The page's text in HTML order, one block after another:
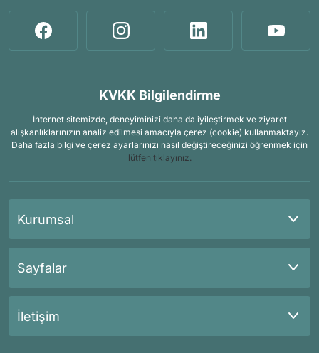
KVKK Bilgilendirme
İnternet sitemizde, deneyiminizi daha da iyileştirmek ve ziyaret
alışkanlıklarınızın analiz edilmesi amacıyla çerez (cookie) kullanmaktayız.
Daha fazla bilgi ve çerez ayarlarınızı nasıl değiştireceğinizi öğrenmek için
lütfen tıklayınız.
Kurumsal
Sayfalar
İletişim